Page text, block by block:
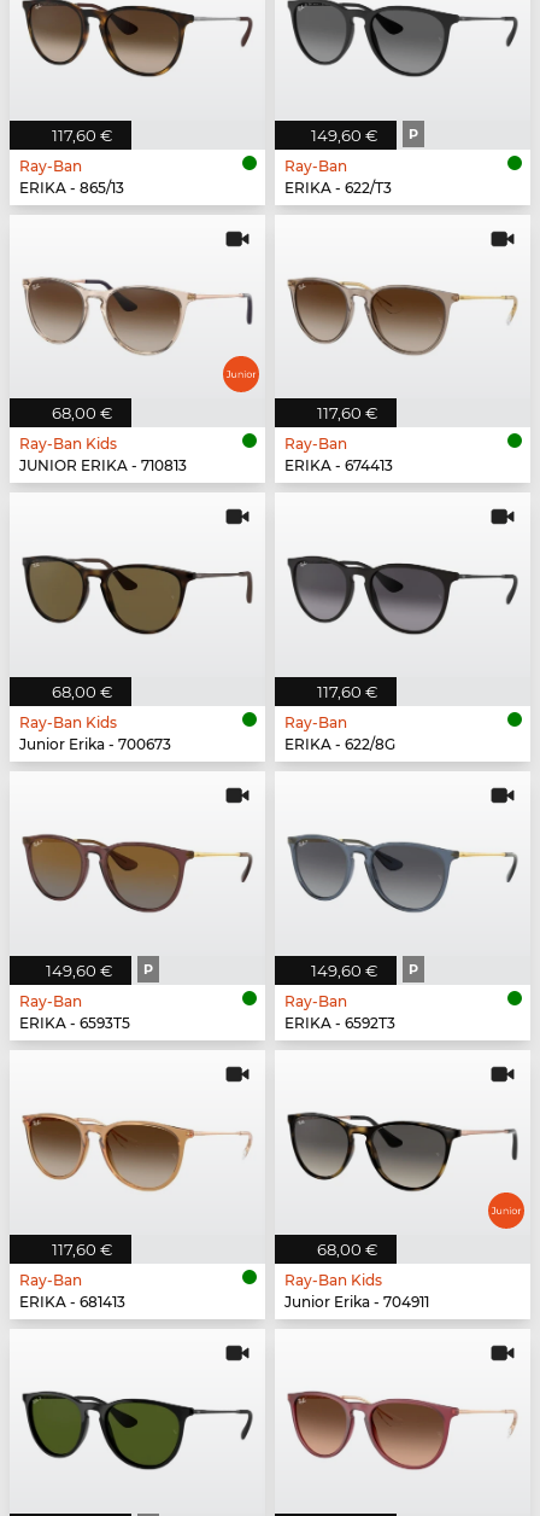
117,60 €
Ray-Ban
ERIKA - 865/13
149,60 € P
Ray-Ban
ERIKA - 622/T3
68,00 €
Ray-Ban Kids
JUNIOR ERIKA - 710813
117,60 €
Ray-Ban
ERIKA - 674413
68,00 €
Ray-Ban Kids
Junior Erika - 700673
117,60 €
Ray-Ban
ERIKA - 622/8G
149,60 € P
Ray-Ban
ERIKA - 6593T5
149,60 € P
Ray-Ban
ERIKA - 6592T3
117,60 €
Ray-Ban
ERIKA - 681413
68,00 €
Ray-Ban Kids
Junior Erika - 704911